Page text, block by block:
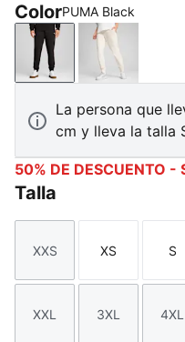
ColorPUMA Black
PUMA BlackNo Dye
La persona que
cm y lleva la talla
50% DE DESCUENTO -
Talla
Talla
XXS
Talla
XS S
Talla
XXL
Talla
3XL 4XL